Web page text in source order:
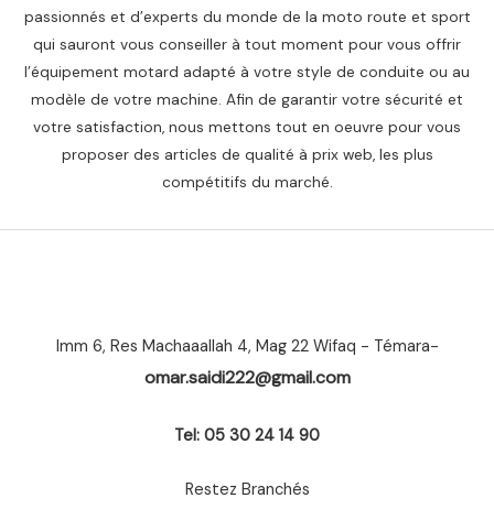
passionnés et d’experts du monde de la moto route et sport
qui sauront vous conseiller à tout moment pour vous offrir
l’équipement motard adapté à votre style de conduite ou au
modèle de votre machine. Afin de garantir votre sécurité et
votre satisfaction, nous mettons tout en oeuvre pour vous
proposer des articles de qualité à prix web, les plus
compétitifs du marché.
Imm 6, Res Machaaallah 4, Mag 22 Wifaq - Témara-
omar.saidi222@gmail.com
Tel: 05 30 24 14 90
Restez Branchés